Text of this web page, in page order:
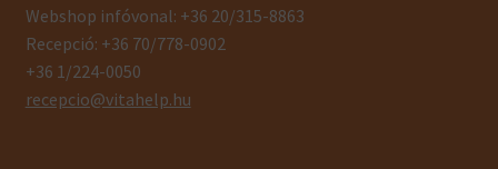
Webshop infóvonal: +36 20/315-8863
Recepció: +36 70/778-0902
+36 1/224-0050
recepcio@vitahelp.hu